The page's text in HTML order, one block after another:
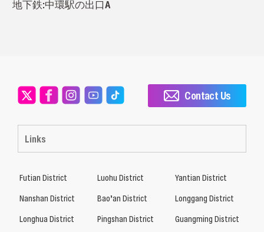
地下鉄:中環駅の出口A
Links
Contact Us
Futian District Luohu District
Yantian District
Nanshan District
Bao’an District
Longgang District
Longhua District
Pingshan District Guangming District